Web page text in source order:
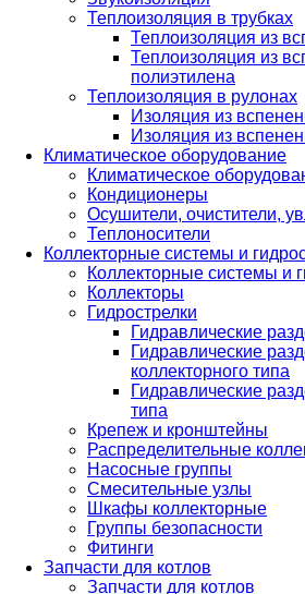
Теплоизоляция в трубках
Теплоизоляция из
Теплоизоляция из
полиэтилена
Теплоизоляция в рулонах
Изоляция из
Изоляция из
Климатическое оборудование
Климатическое
Кондиционеры
Осушители, очистители,
Теплоносители
Коллекторные системы и
Коллекторные системы и
Коллекторы
Гидрострелки
Гидравлические
Гидравлические
коллекторного типа
Гидравлические
типа
Крепеж и кронштейны
Распределительные
Насосные группы
Смесительные узлы
Шкафы коллекторные
Группы безопасности
Фитинги
Запчасти для котлов
Запчасти для котлов